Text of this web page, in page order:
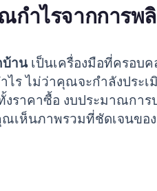
กำไรจากการพ
บ้านเป็นเครื่องมือที่ครอบ
ร ไม่ว่าคุณจะกำลังประ
าคาซื้อ งบประมาณกา
ณเห็นภาพรวมที่ชัดเจนข